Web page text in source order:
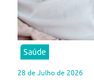
Saúde
28 de Julho de 2026